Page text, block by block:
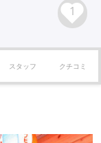
1
スタッフ クチコミ